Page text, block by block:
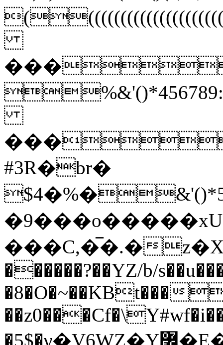
#3R�br�
���C,�̅�.�
������?��YZ/b/
�8�O�~��KBt���
�5$�γ�V6WZ�Y߼�E�3�������#��V�~�